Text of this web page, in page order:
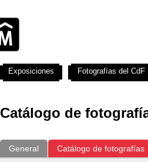
Catálogo de
General Catálogo de fotografías
Exposiciones Fotografías del CdF